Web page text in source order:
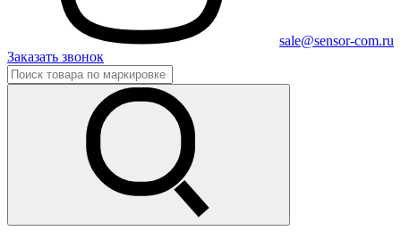
sale@sensor-com.ru
Заказать звонок